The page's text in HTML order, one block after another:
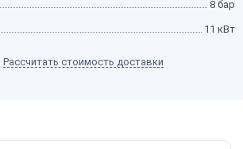
8 бар
11 кВт
Рассчитать стоимость доставки